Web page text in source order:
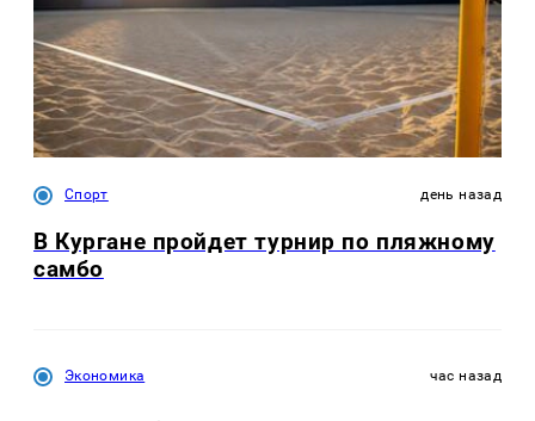
Спорт день назад
В Кургане пройдет турнир по пляжному
самбо
Экономика час назад